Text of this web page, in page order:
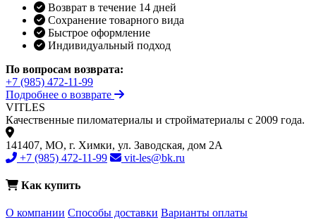
Возврат в течение 14 дней
Сохранение товарного вида
Быстрое оформление
Индивидуальный подход
По вопросам возврата:
+7 (985) 472-11-99
Подробнее о возврате
VITLES
Качественные пиломатериалы и стройматериалы с 2009 года.
141407, МО, г. Химки, ул. Заводская, дом 2А
+7 (985) 472-11-99
vit-les@bk.ru
Как купить
О компании Способы доставки Варианты оплаты